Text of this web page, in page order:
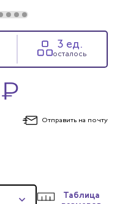
Таблица
3 ед.
осталось
₽
Отправить на почту